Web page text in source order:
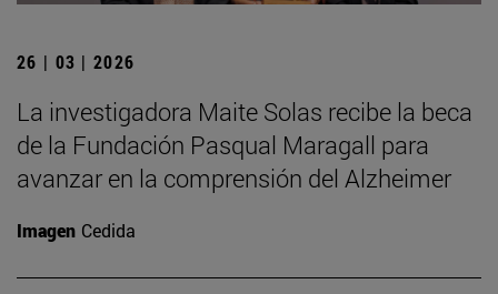
26 | 03 | 2026
La investigadora Maite Solas recibe la beca
de la Fundación Pasqual Maragall para
avanzar en la comprensión del Alzheimer
Imagen Cedida